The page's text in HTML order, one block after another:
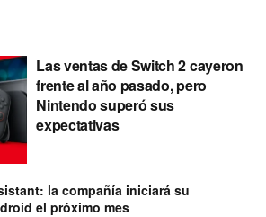
Las ventas de Switch 2 cayeron
frente al año pasado, pero
Nintendo superó sus
expectativas
la compañía iniciará su
el próximo mes